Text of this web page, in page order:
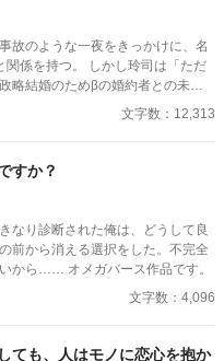
かし玲司は「ただ
略結婚のためβの婚約者との未来
う二度と傷つきた
と執着が加
BL。
文字数：12,313
すか？
なり診断された俺は、どうして良
前から消える選択をした。不完全
から…… オメガバース作品です。
文字数：4,096
ても、人はモノに恋心を抱か